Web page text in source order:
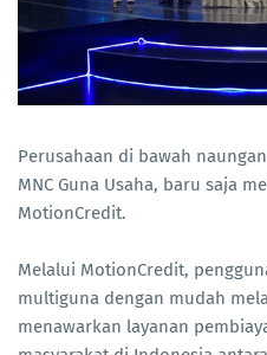
Perusahaan di bawah
MNC Guna Usaha, baru saja
MotionCredit.
Melalui MotionCredit,
multiguna dengan mudah
menawarkan layanan